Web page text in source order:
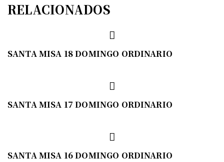
RELACIONADOS
SANTA MISA 18 DOMINGO ORDINARIO
SANTA MISA 17 DOMINGO ORDINARIO
SANTA MISA 16 DOMINGO ORDINARIO